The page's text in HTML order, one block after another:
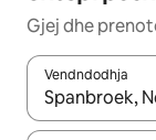
Gjej dhe
Vendndodhja
Kur rezultatet